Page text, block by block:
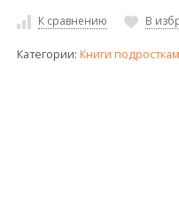
К сравнению В
Категории:Книги